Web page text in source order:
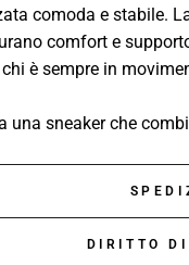
comoda e stabile.
comfort e
è sempre in
una sneaker che
DIRITTO DI